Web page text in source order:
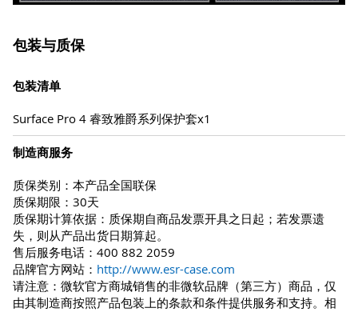
包装与质保
包装清单
Surface Pro 4 睿致雅爵系列保护套x1
制造商服务
质保类别：本产品全国联保
质保期限：30天
质保期计算依据：质保期自商品发票开具之日起；若发票遗
失，则从产品出货日期算起。
售后服务电话：400 882 2059
品牌官方网站： http://www.esr-case.com
请注意：微软官方商城销售的非微软品牌（第三方）商品，仅
由其制造商按照产品包装上的条款和条件提供服务和支持。相